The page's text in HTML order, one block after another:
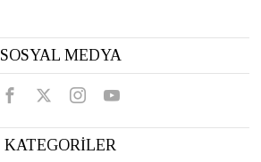
SOSYAL MEDYA
KATEGORİLER